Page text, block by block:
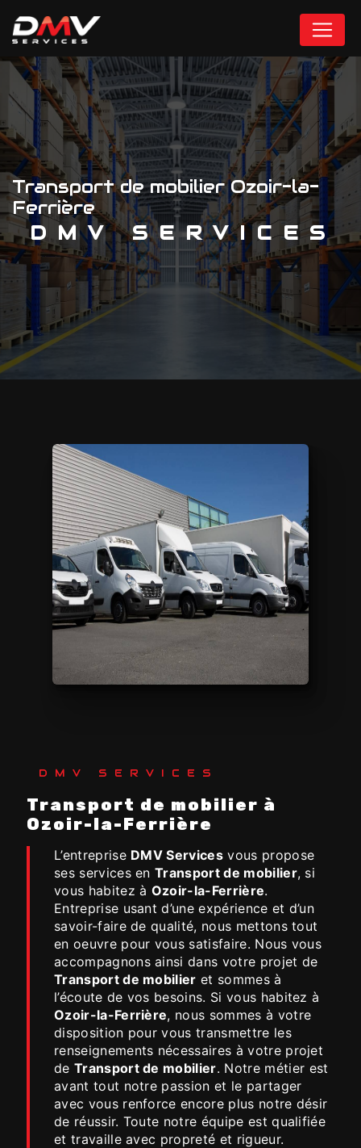
Transport de mobilier Ozoir-la-
Ferrière
DMV SERVICES
DMV SERVICES
Transport de mobilier à
Ozoir-la-Ferrière
L’entreprise DMV Services vous propose
ses services enTransport de mobilier, si
vous habitez à Ozoir-la-Ferrière.
Entreprise usant d’une expérience et d’un
savoir-faire de qualité, nous mettons tout
en oeuvre pour vous satisfaire. Nous vous
accompagnons ainsi dans votre projet de
Transport de mobilier et sommes à
l’écoute de vos besoins. Si vous habitez à
Ozoir-la-Ferrière, nous sommes à votre
disposition pour vous transmettre les
renseignements nécessaires à votre projet
de Transport de mobilier. Notre métier est
avant tout notre passion et le partager
avec vous renforce encore plus notre désir
de réussir. Toute notre équipe est qualifiée
et travaille avec propreté et rigueur.